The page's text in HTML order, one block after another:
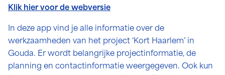
Klik hier voor de webversie
In deze app vind je alle informatie over de
werkzaamheden van het project ‘Kort Haarlem’ in
Gouda. Er wordt belangrijke projectinformatie, de
planning en contactinformatie weergegeven. Ook kun